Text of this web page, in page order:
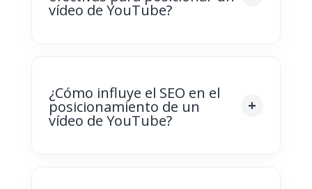
vídeo de YouTube?
¿Cómo influye el SEO en el
posicionamiento de un
vídeo de YouTube?